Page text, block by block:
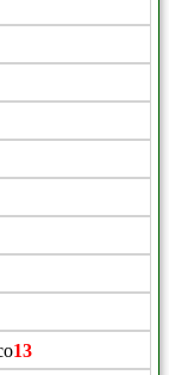
13